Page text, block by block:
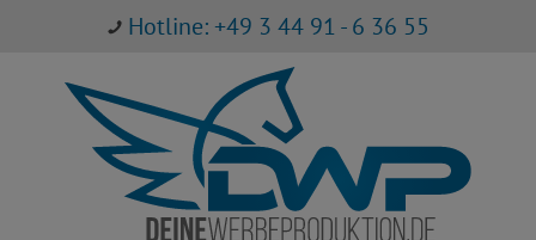
Hotline: +49 3 44 91 - 6 36 55